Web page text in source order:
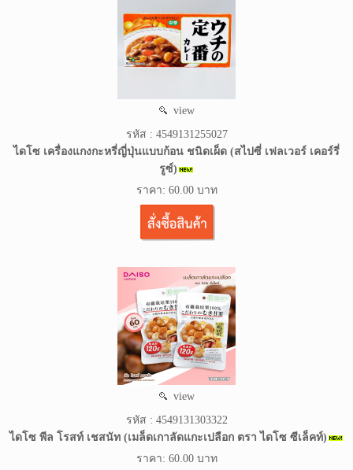
view
รหัส : 4549131255027
ไดโซ เครื่องแกงกะหรี่ญี่ปุ่นแบบก้อน ชนิดเผ็ด (สไปซี่ เฟลเวอร์ เคอร์รี่
รูซ์)
ราคา: 60.00 บาท
view
รหัส : 4549131303322
ไดโซ พีล โรสท์ เชสนัท (เมล็ดเกาลัดแกะเปลือก ตรา ไดโซ ซีเล็คท์)
ราคา: 60.00 บาท